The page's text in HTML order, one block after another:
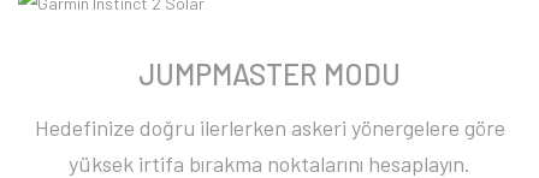
JUMPMASTER MODU
Hedefinize doğru ilerlerken askeri yönergelere göre
yüksek irtifa bırakma noktalarını hesaplayın.